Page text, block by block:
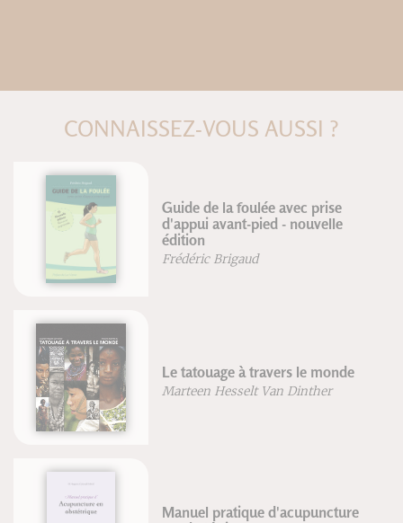
CONNAISSEZ-VOUS AUSSI ?
Structure de la connaissance
Jean-François Froger
Robert Lutz
Intelligence artificielle : la réalité
& le mythe
Alain Bretto
Bouger en accouchant